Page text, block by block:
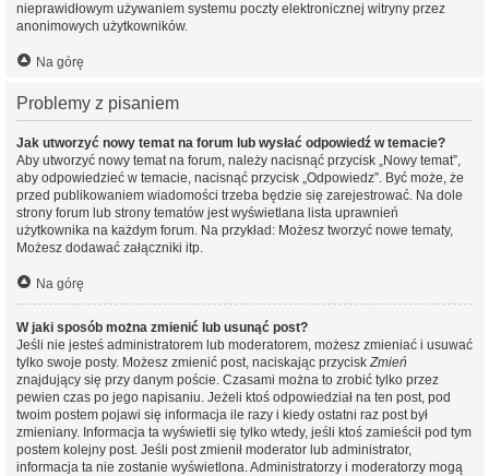
nieprawidłowym używaniem systemu poczty elektronicznej witryny przez
anonimowych użytkowników.
Na górę
Problemy z pisaniem
Jak utworzyć nowy temat na forum lub wysłać odpowiedź w temacie?
Aby utworzyć nowy temat na forum, należy nacisnąć przycisk „Nowy temat”,
aby odpowiedzieć w temacie, nacisnąć przycisk „Odpowiedz”. Być może, że
przed publikowaniem wiadomości trzeba będzie się zarejestrować. Na dole
strony forum lub strony tematów jest wyświetlana lista uprawnień
użytkownika na każdym forum. Na przykład: Możesz tworzyć nowe tematy,
Możesz dodawać załączniki itp.
Na górę
W jaki sposób można zmienić lub usunąć post?
Jeśli nie jesteś administratorem lub moderatorem, możesz zmieniać i usuwać
tylko swoje posty. Możesz zmienić post, naciskając przyciskZmień
znajdujący się przy danym poście. Czasami można to zrobić tylko przez
pewien czas po jego napisaniu. Jeżeli ktoś odpowiedział na ten post, pod
twoim postem pojawi się informacja ile razy i kiedy ostatni raz post był
zmieniany. Informacja ta wyświetli się tylko wtedy, jeśli ktoś zamieścił pod tym
postem kolejny post. Jeśli post zmienił moderator lub administrator,
informacja ta nie zostanie wyświetlona. Administratorzy i moderatorzy mogą